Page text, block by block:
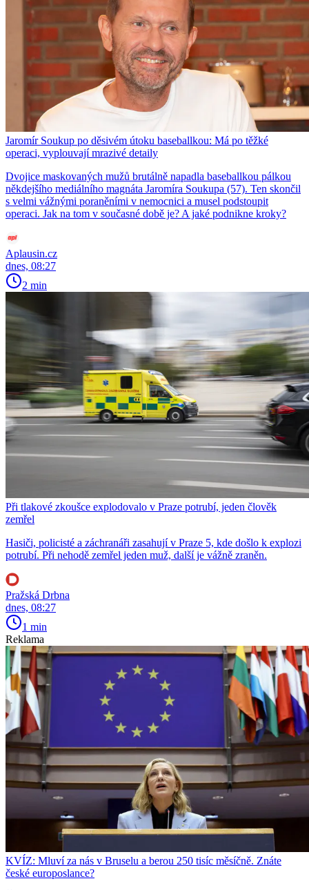
Jaromír Soukup po děsivém útoku baseballkou: Má po těžké
operaci, vyplouvají mrazivé detaily
Dvojice maskovaných mužů brutálně napadla baseballkou pálkou
někdejšího mediálního magnáta Jaromíra Soukupa (57). Ten skončil
s velmi vážnými poraněními v nemocnici a musel podstoupit
operaci. Jak na tom v současné době je? A jaké podnikne kroky?
Aplausin.cz
dnes, 08:27
2 min
Při tlakové zkoušce explodovalo v Praze potrubí, jeden člověk
zemřel
Hasiči, policisté a záchranáři zasahují v Praze 5, kde došlo k explozi
potrubí. Při nehodě zemřel jeden muž, další je vážně zraněn.
Pražská Drbna
dnes, 08:27
1 min
Reklama
KVÍZ: Mluví za nás v Bruselu a berou 250 tisíc měsíčně. Znáte
české europoslance?